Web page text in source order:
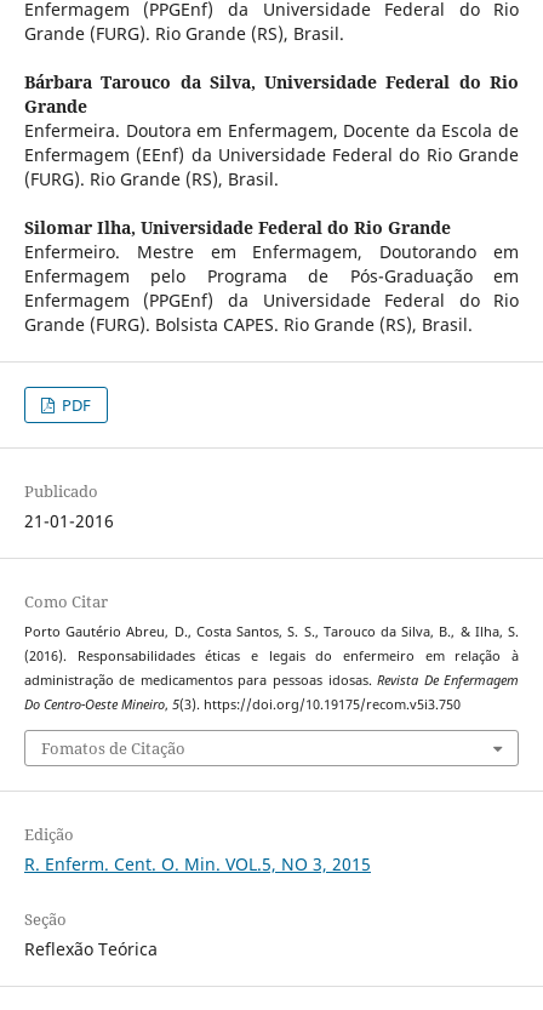
Enfermagem (PPGEnf) da Universidade Federal do Rio
Grande (FURG). Rio Grande (RS), Brasil.
Bárbara Tarouco da Silva,Universidade Federal do Rio
Grande
Enfermeira. Doutora em Enfermagem, Docente da Escola de
Enfermagem (EEnf) da Universidade Federal do Rio Grande
(FURG). Rio Grande (RS), Brasil.
Silomar Ilha, Universidade Federal do Rio Grande
Enfermeiro. Mestre em Enfermagem, Doutorando em
Enfermagem pelo Programa de Pós-Graduação em
Enfermagem (PPGEnf) da Universidade Federal do Rio
Grande (FURG). Bolsista CAPES. Rio Grande (RS), Brasil.
PDF
Publicado
21-01-2016
Como Citar
Porto Gautério Abreu, D., Costa Santos, S. S., Tarouco da Silva, B., & Ilha, S.
(2016). Responsabilidades éticas e legais do enfermeiro em relação à
administração de medicamentos para pessoas idosas.Revista De Enfermagem
Do Centro-Oeste Mineiro, 5(3). https://doi.org/10.19175/recom.v5i3.750
Fomatos de Citação
Edição
R. Enferm. Cent. O. Min. VOL.5, NO 3, 2015
Seção
Reflexão Teórica